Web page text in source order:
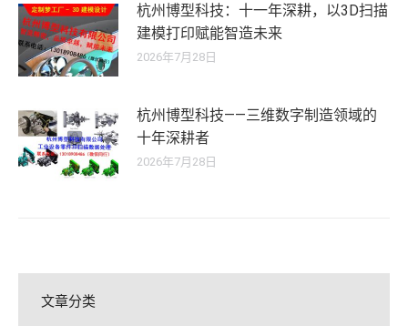
杭州博型科技：十一年深耕，以3D扫描
建模打印赋能智造未来
2026年7月28日
杭州博型科技——三维数字制造领域的
十年深耕者
2026年7月28日
文章分类